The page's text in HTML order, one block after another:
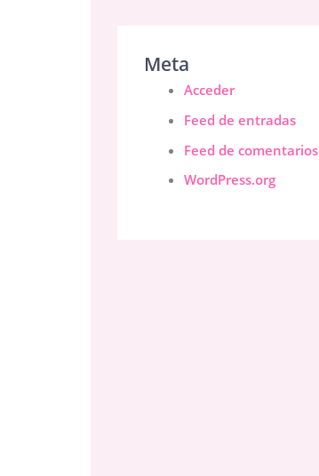
Meta
Acceder
Feed de entradas
Feed de comentarios
WordPress.org